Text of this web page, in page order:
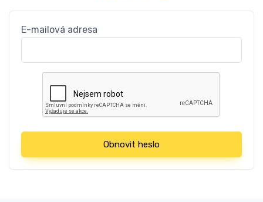
E-mailová adresa
Obnovit heslo